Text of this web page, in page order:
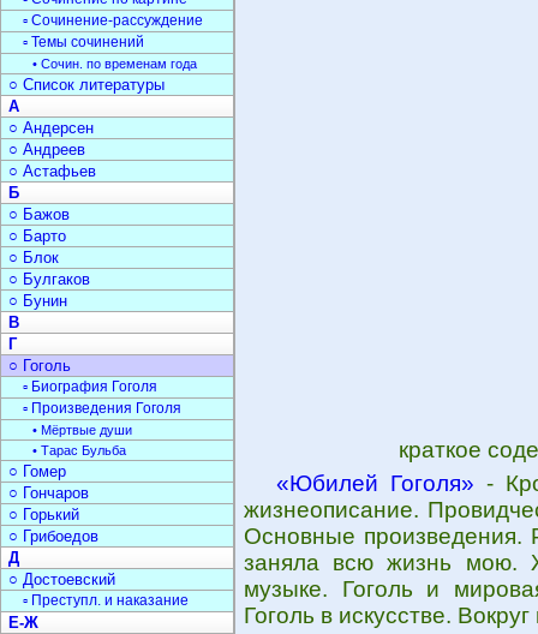
краткое
«Юбилей Гоголя» -
жизнеописание.
Основные произведения.
заняла всю жизнь мою.
музыке. Гоголь и
Гоголь в искусстве.
▫ Сочинение-рассуждение
▫ Темы сочинений
• Сочин. по временам года
○ Список литературы
А
○ Андерсен
○ Андреев
○ Астафьев
Б
○ Бажов
○ Барто
○ Блок
○ Булгаков
○ Бунин
В
Г
○ Гоголь
▫ Биография Гоголя
▫ Произведения Гоголя
• Мёртвые души
• Тарас Бульба
○ Гомер
○ Гончаров
○ Горький
○ Грибоедов
Д
○ Достоевский
▫ Преступл. и наказание
Е-Ж